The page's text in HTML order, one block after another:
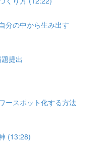
分の中から生み出す
提出
ースポット化する方法
(13:28)